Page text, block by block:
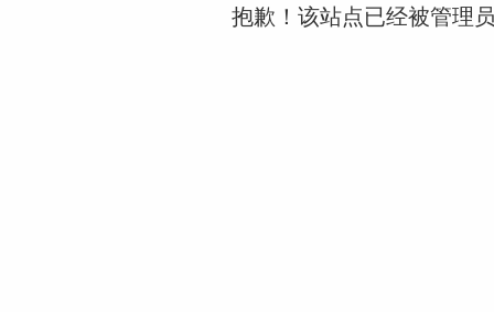
抱歉！该站点已经被管理